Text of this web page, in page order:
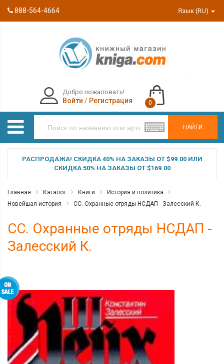
888-564-4664 Язык (RU)
НАЙТИ
Добро пожаловать!
Войти / Регистрация 0
РАСПРОДАЖА! СКИДКА 40% НА ЗАКАЗЫ ОТ $99.00 ИЛИ
СКИДКА 50% НА ЗАКАЗЫ ОТ $169.00
Главная Каталог Книги
История и политика
Новейшая история
СС. Охранные отряды НСДАП - Залесский К.
СС. Охранные отряды НСДАП -
Залесский К.